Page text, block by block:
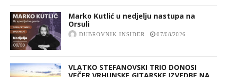
Marko Kutlić u nedjelju nastupa na
Orsuli
DUBROVNIK INSIDER 07/08/2026
VLATKO STEFANOVSKI TRIO DONOSI